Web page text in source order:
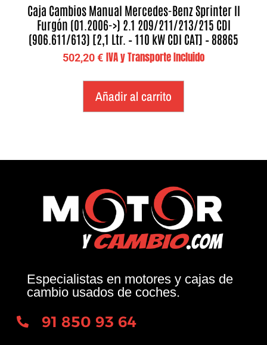
Caja Cambios Manual Mercedes-Benz Sprinter II
Furgón (01.2006->) 2.1 209/211/213/215 CDI
(906.611/613) [2,1 Ltr. – 110 kW CDI CAT] – 88865
502,20€ IVA y Transporte Incluido
Añadir al carrito
Especialistas en motores y cajas de
cambio usados de coches.
91 850 93 64